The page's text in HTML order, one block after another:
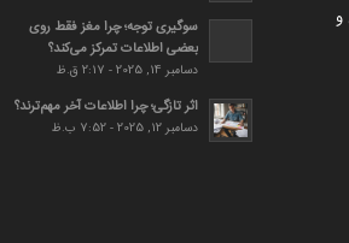
و
سوگیری توجه؛ چرا مغز فقط روی
بعضی اطلاعات تمرکز می‌کند؟
دسامبر 14, 2025 - 2:17 ق.ظ
اثر تازگی؛ چرا اطلاعات آخر مهم‌ترند؟
دسامبر 12, 2025 - 7:52 ب.ظ